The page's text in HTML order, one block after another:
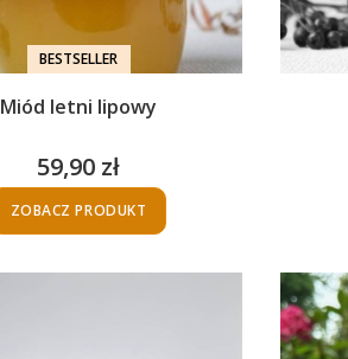
BESTSELLER
Miód letni lipowy
Cena
59,90 zł
ZOBACZ PRODUKT